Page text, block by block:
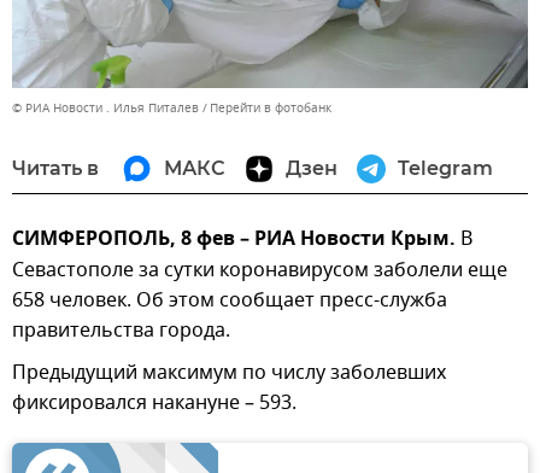
© РИА Новости . Илья Питалев Перейти в фотобанк
Читать в МАКС Дзен Telegram
СИМФЕРОПОЛЬ, 8 фев – РИА Новости Крым. В
Севастополе за сутки коронавирусом заболели еще
658 человек. Об этом сообщает пресс-служба
правительства города.
Предыдущий максимум по числу заболевших
фиксировался накануне – 593.